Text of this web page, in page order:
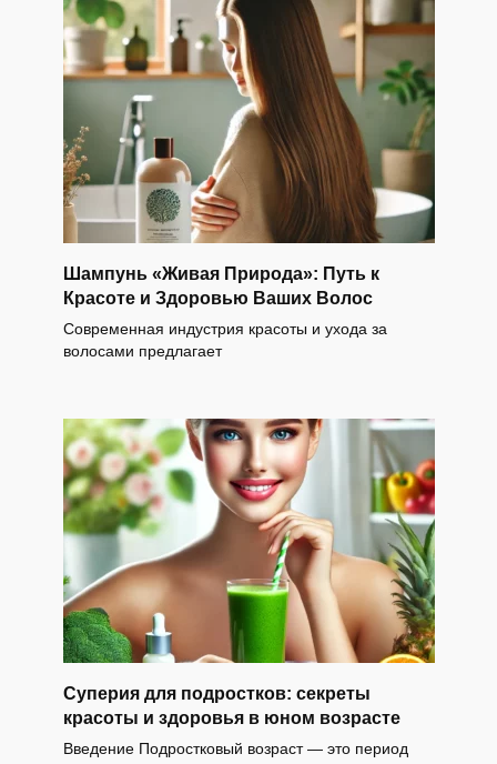
Шампунь «Живая Природа»: Путь к
Красоте и Здоровью Ваших Волос
Современная индустрия красоты и ухода за
волосами предлагает
Суперия для подростков: секреты
красоты и здоровья в юном возрасте
Введение Подростковый возраст — это период